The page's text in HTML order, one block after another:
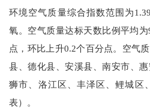
环境空气质量综合指数范围为
氧。空气质量达标天数比例平均为
点 ，环比 上升0.2个百分点。空气
县、德化县、安溪县 、南安市 、
狮市
洛江区 丰泽区 、鲤城区
表）。